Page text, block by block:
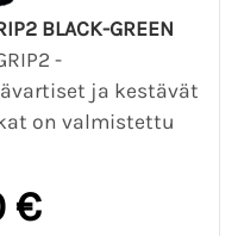
BLACK-GREEN
-
ja kestävät
on valmistettu
€